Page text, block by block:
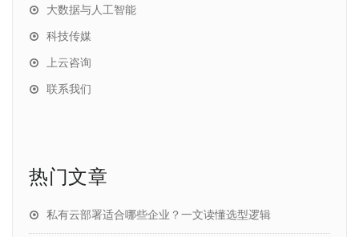
大数据与人工智能
科技传媒
上云咨询
联系我们
热门文章
私有云部署适合哪些企业？一文读懂选型逻辑